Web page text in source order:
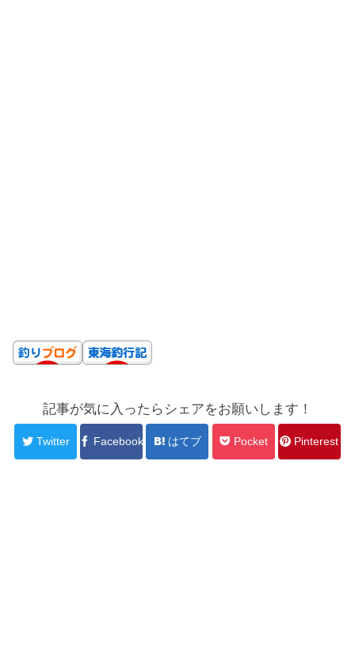
記事が気に入ったらシェアをお願いします！
Twitter Facebook はてブ Pocket Pinterest